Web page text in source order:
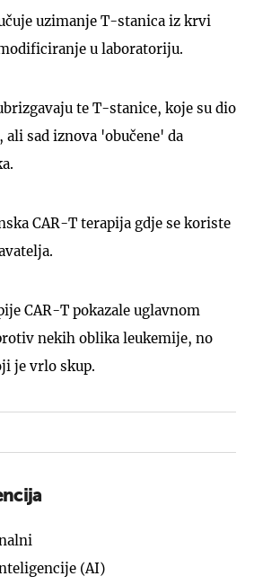
uzimanje T-stanica iz krvi
u laboratoriju.
te T-stanice, koje su dio
sad iznova 'obučene' da
CAR-T terapija gdje se koriste
CAR-T pokazale uglavnom
nekih oblika leukemije, no
je vrlo skup.
(AI)